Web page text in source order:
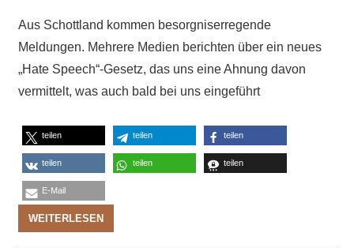
Aus Schottland kommen besorgniserregende
Meldungen. Mehrere Medien berichten über ein neues
„Hate Speech“-Gesetz, das uns eine Ahnung davon
vermittelt, was auch bald bei uns eingeführt
teilen teilen teilen
teilen teilen teilen
E-Mail
WEITERLESEN